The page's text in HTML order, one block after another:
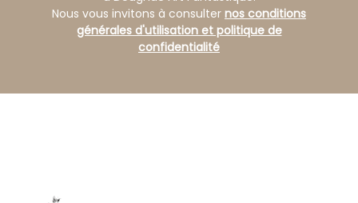
Nous vous invitons à consulter nos conditions
générales d'utilisation et politique de
confidentialité